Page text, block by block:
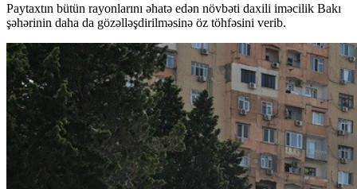
Paytaxtın bütün rayonlarını əhatə edən növbəti daxili iməcilik Bakı
şəhərinin daha da gözəlləşdirilməsinə öz töhfəsini verib.